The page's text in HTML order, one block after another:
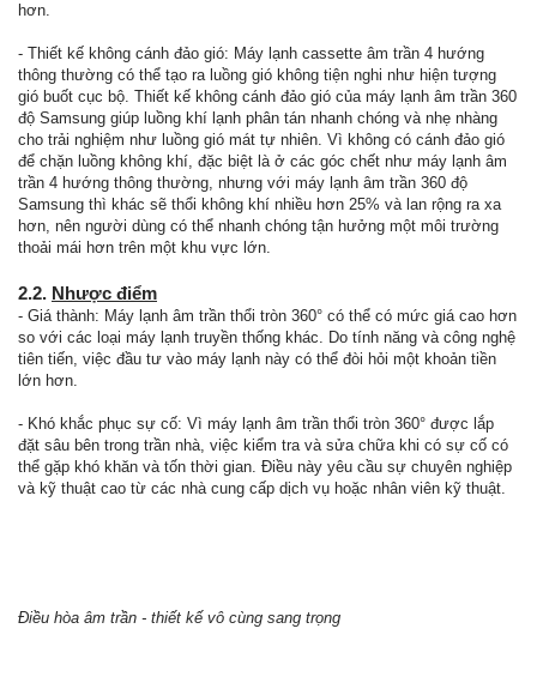
hơn.
- Thiết kế không cánh đảo gió: Máy lạnh cassette âm trần 4 hướng
thông thường có thể tạo ra luồng gió không tiện nghi như hiện tượng
gió buốt cục bộ. Thiết kế không cánh đảo gió của máy lạnh âm trần 360
độ Samsung giúp luồng khí lạnh phân tán nhanh chóng và nhẹ nhàng
cho trải nghiệm như luồng gió mát tự nhiên. Vì không có cánh đảo gió
để chặn luồng không khí, đặc biệt là ở các góc chết như máy lạnh âm
trần 4 hướng thông thường, nhưng với máy lạnh âm trần 360 độ
Samsung thì khác sẽ thổi không khí nhiều hơn 25% và lan rộng ra xa
hơn, nên người dùng có thể nhanh chóng tận hưởng một môi trường
thoải mái hơn trên một khu vực lớn.
2.2. Nhược điểm
- Giá thành: Máy lạnh âm trần thổi tròn 360° có thể có mức giá cao hơn
so với các loại máy lạnh truyền thống khác. Do tính năng và công nghệ
tiên tiến, việc đầu tư vào máy lạnh này có thể đòi hỏi một khoản tiền
lớn hơn.
- Khó khắc phục sự cố: Vì máy lạnh âm trần thổi tròn 360° được lắp
đặt sâu bên trong trần nhà, việc kiểm tra và sửa chữa khi có sự cố có
thể gặp khó khăn và tốn thời gian. Điều này yêu cầu sự chuyên nghiệp
và kỹ thuật cao từ các nhà cung cấp dịch vụ hoặc nhân viên kỹ thuật.
Điều hòa âm trần - thiết kế vô cùng sang trọng